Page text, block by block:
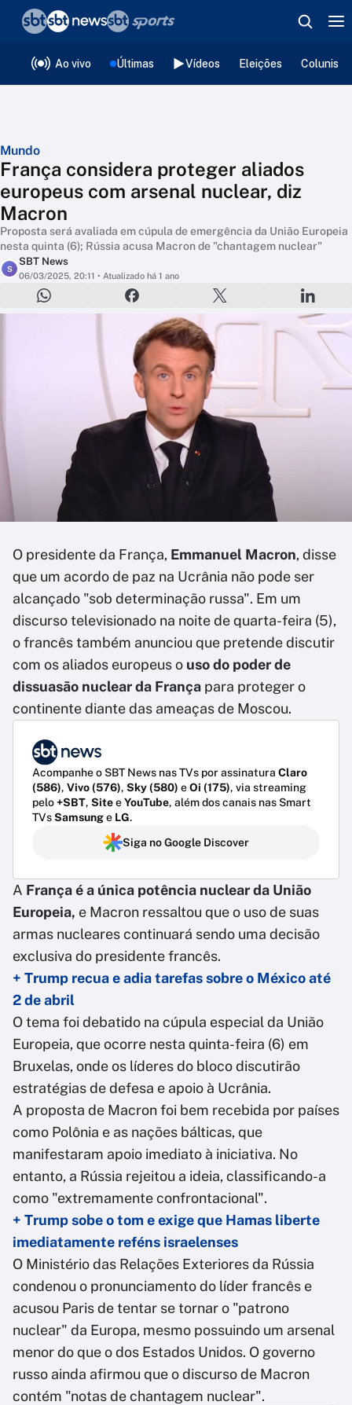
Ao vivo Últimas Vídeos Eleições
Mundo
França considera proteger aliados
europeus com arsenal nuclear, diz
Macron
Proposta será avaliada em cúpula de emergência da União Europeia
nesta quinta (6); Rússia acusa Macron de "chantagem nuclear"
S
SBT News
06/03/2025, 20:11 • Atualizado há 1 ano
O presidente da França, Emmanuel Macron, disse
que um acordo de paz na Ucrânia não pode ser
alcançado "sob determinação russa". Em um
discurso televisionado na noite de quarta-feira (5),
o francês também anunciou que pretende discutir
com os aliados europeus o uso do poder de
dissuasão nuclear da França para proteger o
continente diante das ameaças de Moscou.
Acompanhe o SBT News nas TVs por assinatura Claro
(586), Vivo (576), Sky (580) eOi (175), via streaming
pelo+SBT, SiteeYouTube, além dos canais nas Smart
TVsSamsunge LG.
Siga no Google Discover
A França é a única potência nuclear da União
Europeia, e Macron ressaltou que o uso de suas
armas nucleares continuará sendo uma decisão
exclusiva do presidente francês.
+ Trump recua e adia tarefas sobre o México até
2 de abril
O tema foi debatido na cúpula especial da União
Europeia, que ocorre nesta quinta-feira (6) em
Bruxelas, onde os líderes do bloco discutirão
estratégias de defesa e apoio à Ucrânia.
A proposta de Macron foi bem recebida por países
como Polônia e as nações bálticas, que
manifestaram apoio imediato à iniciativa. No
entanto, a Rússia rejeitou a ideia, classificando-a
como "extremamente confrontacional".
+ Trump sobe o tom e exige que Hamas liberte
imediatamente reféns israelenses
O Ministério das Relações Exteriores da Rússia
condenou o pronunciamento do líder francês e
acusou Paris de tentar se tornar o "patrono
nuclear" da Europa, mesmo possuindo um arsenal
menor do que o dos Estados Unidos. O governo
russo ainda afirmou que o discurso de Macron
contém "notas de chantagem nuclear".
❮voltar
Editorias